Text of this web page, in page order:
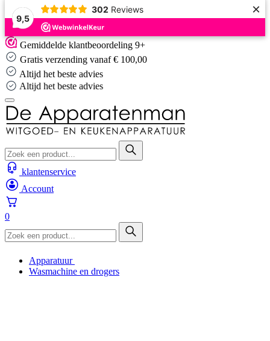
9,5
302 Reviews ×
Skip
to
content
Gemiddelde klantbeoordeling 9+
Gratis verzending vanaf € 100,00
Altijd het beste advies
Altijd het beste advies
klantenservice
Account
0
Apparatuur
Wasmachine en drogers